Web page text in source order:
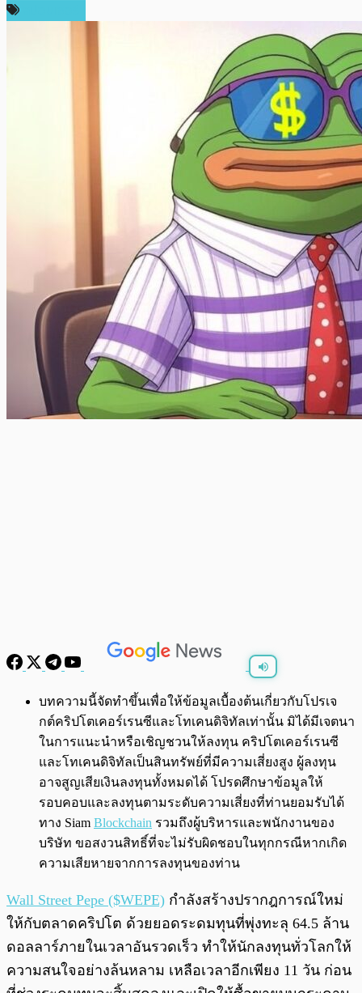
พร้อมเล่น 0:00/0:00
บทความนี้จัดทำขึ้นเพื่อให้ข้อมูลเบื้องต้นเกี่ยวกับโปรเจ
กต์คริปโตเคอร์เรนซีและโทเคนดิจิทัลเท่านั้น มิได้มีเจตนา
ในการแนะนำหรือเชิญชวนให้ลงทุน คริปโตเคอร์เรนซี
และโทเคนดิจิทัลเป็นสินทรัพย์ที่มีความเสี่ยงสูง ผู้ลงทุน
อาจสูญเสียเงินลงทุนทั้งหมดได้ โปรดศึกษาข้อมูลให้
รอบคอบและลงทุนตามระดับความเสี่ยงที่ท่านยอมรับได้
ทาง Siam Blockchain รวมถึงผู้บริหารและพนักงานของ
บริษัท ขอสงวนสิทธิ์ที่จะไม่รับผิดชอบในทุกกรณีหากเกิด
ความเสียหายจากการลงทุนของท่าน
Wall Street Pepe ($WEPE) กำลังสร้างปรากฎการณ์ใหม่
ให้กับตลาดคริปโต ด้วยยอดระดมทุนที่พุ่งทะลุ 64.5 ล้าน
ดอลลาร์ภายในเวลาอันรวดเร็ว ทำให้นักลงทุนทั่วโลกให้
ความสนใจอย่างล้นหลาม เหลือเวลาอีกเพียง 11 วัน ก่อน